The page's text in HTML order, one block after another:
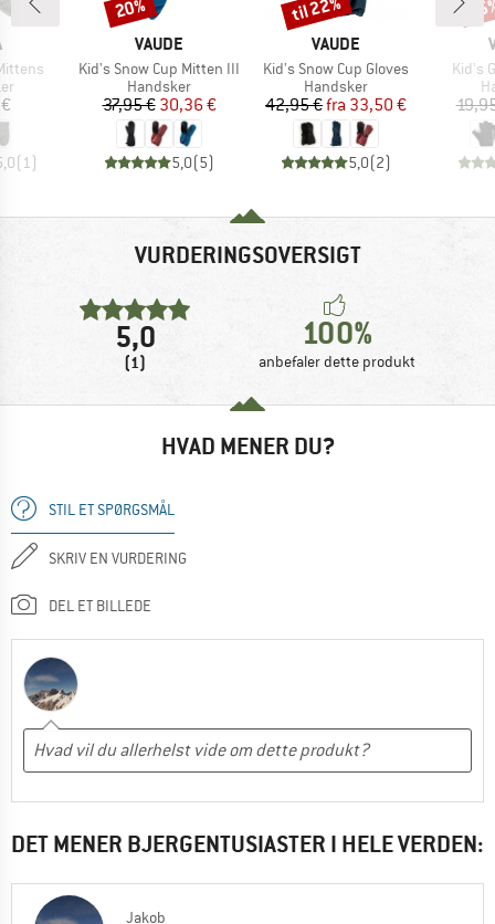
(1)
MÆRKE
VAUDE
Artikel
Kid's Snow Cup Mitten III
Produktgruppe
Handsker
Pris
37,95 € Nedsat pris
30,36 €
5,0(5)
20%
MÆRKE
VAUDE
Artikel
Kid's Snow Cup Gloves
Produktgruppe
Handsker
Pris
42,95 € Nedsat pris
fra 33,50 €
5,0(2)
til 22%
Artikel
Kid's
VURDERINGSOVERSIGT
5,0
(1)
100%
anbefaler dette produkt
HVAD MENER DU?
STIL ET SPØRGSMÅL
SKRIV EN VURDERING
DEL ET BILLEDE
DET MENER BJERGENTUSIASTER I HELE VERDEN:
Jakob